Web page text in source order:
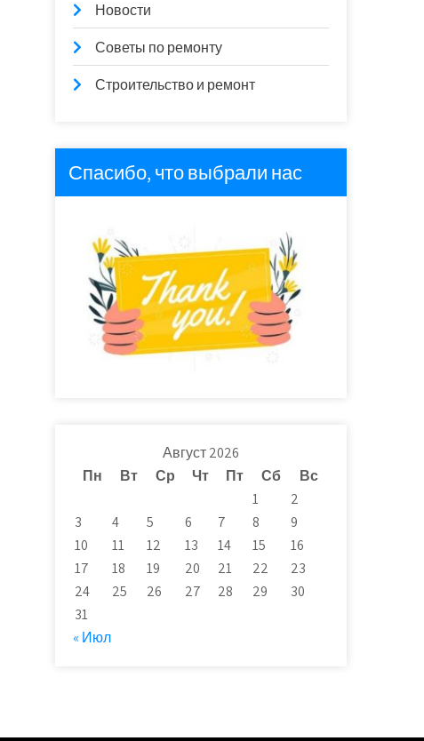
Новости
Советы по ремонту
Строительство и ремонт
Спасибо, что выбрали нас
Август 2026
Пн
Вт Ср Чт Пт Сб
Вс
1
2
3
4 5 6 7 8
9
10
11 12 13 14 15
16
17
18 19 20 21 22
23
24
25 26 27 28 29
30
31
« Июл